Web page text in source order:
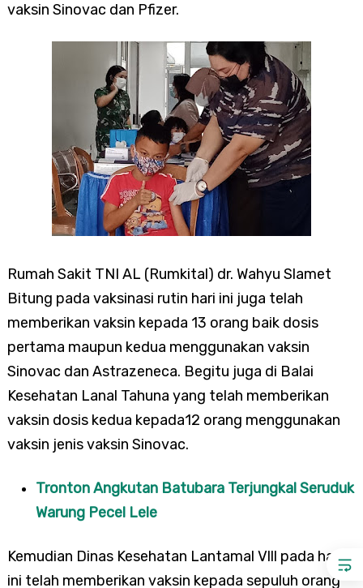
vaksin Sinovac dan Pfizer.
Rumah Sakit TNI AL (Rumkital) dr. Wahyu Slamet
Bitung pada vaksinasi rutin hari ini juga telah
memberikan vaksin kepada 13 orang baik dosis
pertama maupun kedua menggunakan vaksin
Sinovac dan Astrazeneca. Begitu juga di Balai
Kesehatan Lanal Tahuna yang telah memberikan
vaksin dosis kedua kepada12 orang menggunakan
vaksin jenis vaksin Sinovac.
Tronton Angkutan Batubara Terjungkal Seruduk
Warung Pecel Lele
Kemudian Dinas Kesehatan Lantamal Vlll pada hari
ini telah memberikan vaksin kepada sepuluh orang